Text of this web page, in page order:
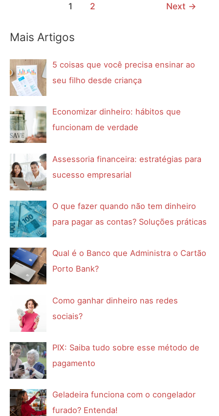
Visa
1 2 Next →
Mais Artigos
5 coisas que você precisa ensinar ao
seu filho desde criança
Economizar dinheiro: hábitos que
funcionam de verdade
Assessoria financeira: estratégias para
sucesso empresarial
O que fazer quando não tem dinheiro
para pagar as contas? Soluções práticas
Qual é o Banco que Administra o Cartão
Porto Bank?
Como ganhar dinheiro nas redes
sociais?
PIX: Saiba tudo sobre esse método de
pagamento
Geladeira funciona com o congelador
furado? Entenda!